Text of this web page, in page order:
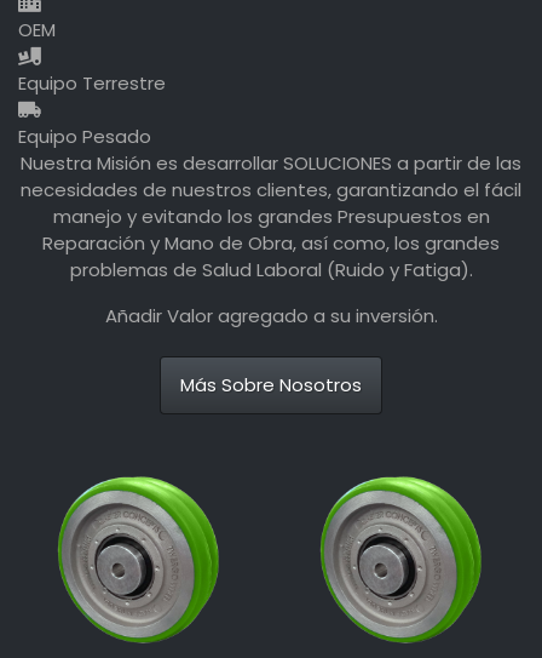
OEM
Equipo Terrestre
Equipo Pesado
Nuestra Misión es desarrollar SOLUCIONES a partir de las
necesidades de nuestros clientes, garantizando el fácil
manejo y evitando los grandes Presupuestos en
Reparación y Mano de Obra, así como, los grandes
problemas de Salud Laboral (Ruido y Fatiga).
Añadir Valor agregado a su inversión.
Más Sobre Nosotros